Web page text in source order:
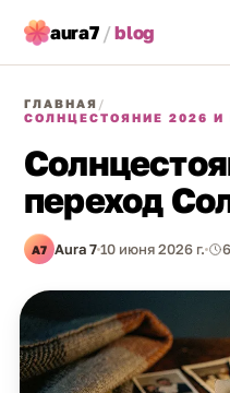
aura7 /blog
ГЛАВНАЯ /
СОЛНЦЕСТОЯНИЕ 2026
переход
A7 Aura 710 июня 2026 г.